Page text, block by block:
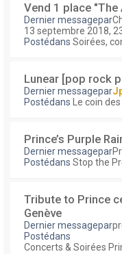
Vend 1 place
Dernier messagepar
13 septembre 2018,
Postédans Soirées,
Lunear [pop rock
Dernier messagepar
Postédans
Le coin
Prince’s Purple
Dernier messagepar
Postédans Stop the
Tribute to Prince
Genève
Dernier messagepar
Postédans
Concerts & Soirées